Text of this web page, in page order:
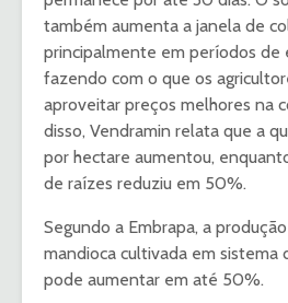
também aumenta a janela de
principalmente em períodos de
fazendo com o que os
aproveitar preços melhores na
disso, Vendramin relata que a
por hectare aumentou,
de raízes reduziu em 50%.
Segundo a Embrapa, a
mandioca cultivada em sistema
pode aumentar em até 50%.